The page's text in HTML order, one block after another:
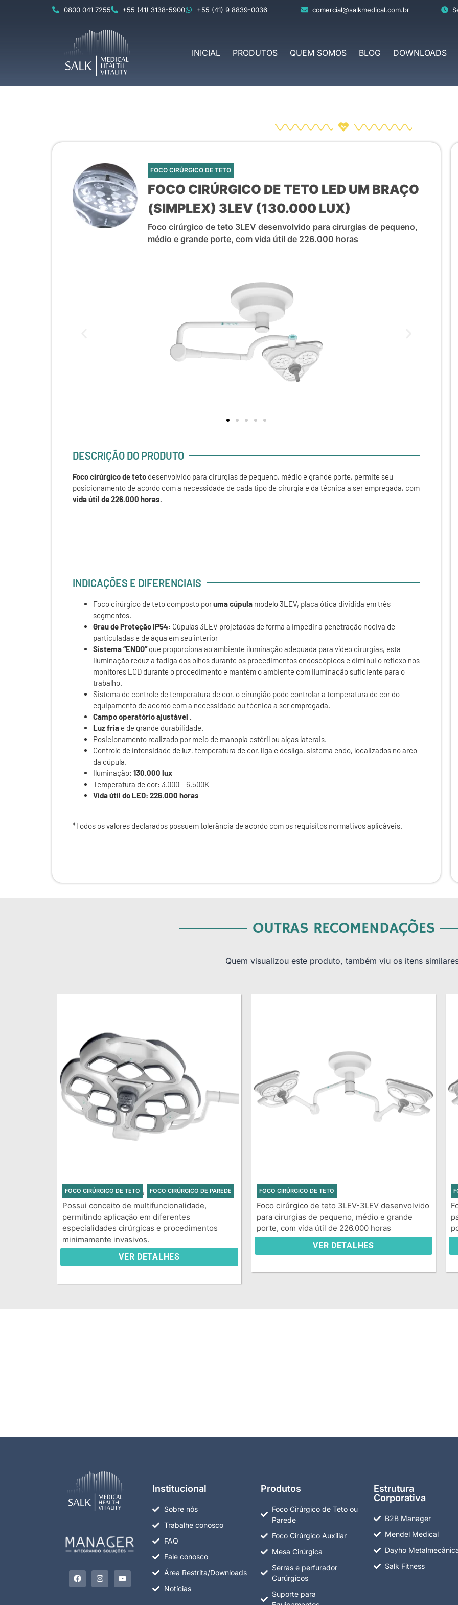
0800 041 7255 +55 (41) 3138-5900 +55 (41) 9 8839-0036 comercial@salkmedical.com.br
INICIAL PRODUTOS QUEM SOMOS BLOG DOWNLOADS
FOCO CIRÚRGICO DE TETO
FOCO CIRÚRGICO DE TETO LED UM BRAÇO
(SIMPLEX) 3LEV (130.000 LUX)
Foco cirúrgico de teto 3LEV desenvolvido para cirurgias de pequeno,
médio e grande porte, com vida útil de 226.000 horas
DESCRIÇÃO DO PRODUTO
Foco cirúrgico de teto desenvolvido para cirurgias de pequeno, médio e grande porte, permite seu
posicionamento de acordo com a necessidade de cada tipo de cirurgia e da técnica a ser empregada, com
vida útil de 226.000 horas.
INDICAÇÕES E DIFERENCIAIS
Foco cirúrgico de teto composto poruma cúpula modelo 3LEV, placa ótica dividida em três
segmentos.
Grau de Proteção IP54: Cúpulas 3LEV projetadas de forma a impedir a penetração nociva de
particuladas e de água em seu interior
Sistema “ENDO”que proporciona ao ambiente iluminação adequada para vídeo cirurgias, esta
iluminação reduz a fadiga dos olhos durante os procedimentos endoscópicos e diminui o reflexo nos
monitores LCD durante o procedimento e mantém o ambiente com iluminação suficiente para o
trabalho.
Sistema de controle de temperatura de cor, o cirurgião pode controlar a temperatura de cor do
equipamento de acordo com a necessidade ou técnica a ser empregada.
Campo operatório ajustável .
Luz fria e de grande durabilidade.
Posicionamento realizado por meio de manopla estéril ou alças laterais.
Controle de intensidade de luz, temperatura de cor, liga e desliga, sistema endo, localizados no arco
da cúpula.
Iluminação: 130.000 lux
Temperatura de cor: 3.000 – 6.500K
Vida útil do LED: 226.000 horas
*Todos os valores declarados possuem tolerância de acordo com os requisitos normativos aplicáveis.
OUTRAS RECOMENDAÇÕES
Quem visualizou este produto, também viu os itens
FOCO CIRÚRGICO DE TETO , FOCO CIRÚRGICO DE PAREDE
Possui conceito de multifuncionalidade,
permitindo aplicação em diferentes
especialidades cirúrgicas e procedimentos
minimamente invasivos.
VER DETALHES
FOCO CIRÚRGICO DE TETO
Foco cirúrgico de teto 3LEV-3LEV desenvolvido
para cirurgias de pequeno, médio e grande
porte, com vida útil de 226.000 horas
VER DETALHES
Institucional
Sobre nós
Trabalhe conosco
FAQ
Fale conosco
Área Restrita/Downloads
Notícias
Produtos
Foco Cirúrgico de Teto ou
Parede
Foco Cirúrgico Auxiliar
Mesa Cirúrgica
Serras e perfurador
Curúrgicos
Suporte para
Estrutura
Corporativa
B2B Manager
Mendel Medical
Dayho
Salk Fitness